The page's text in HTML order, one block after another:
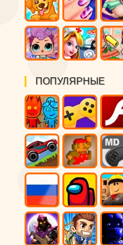
ПОПУЛЯРНЫЕ